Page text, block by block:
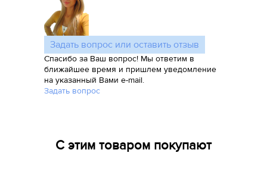
Задать вопрос или оставить отзыв
Спасибо за Ваш вопрос! Мы ответим в
ближайшее время и пришлем уведомление
на указанный Вами e-mail.
Задать вопрос
С этим товаром покупают